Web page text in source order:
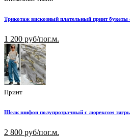
Трикотаж вискозный плательный принт
1 200 руб/пог.м.
Принт
Шелк шифон полупрозрачный с люрексом
2 800 руб/пог.м.